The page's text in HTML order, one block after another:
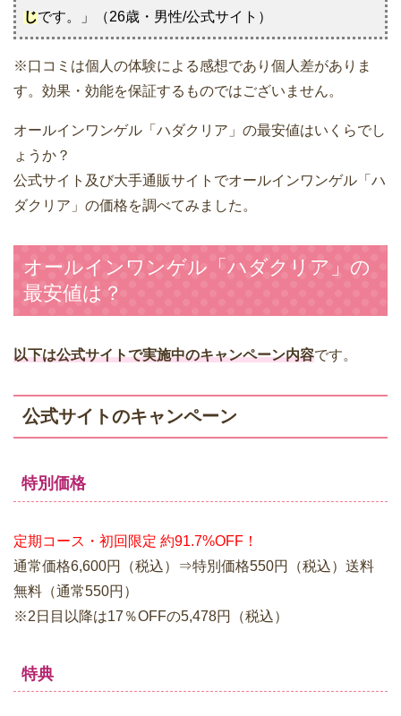
じです。」（26歳・男性/公式サイト）
※口コミは個人の体験による感想であり個人差がありま
す。効果・効能を保証するものではございません。
オールインワンゲル「ハダクリア」の最安値はいくらでし
ょうか？
公式サイト及び大手通販サイトでオールインワンゲル「ハ
ダクリア」の価格を調べてみました。
オールインワンゲル「ハダクリア」の
最安値は？
以下は公式サイトで実施中のキャンペーン内容です。
公式サイトのキャンペーン
特別価格
定期コース・初回限定 約91.7%OFF！
通常価格6,600円（税込）⇒特別価格550円（税込）送料
無料（通常550円）
※2日目以降は17％OFFの5,478円（税込）
特典